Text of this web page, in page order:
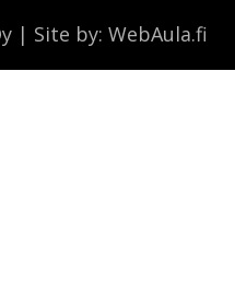
| Site by: WebAula.fi